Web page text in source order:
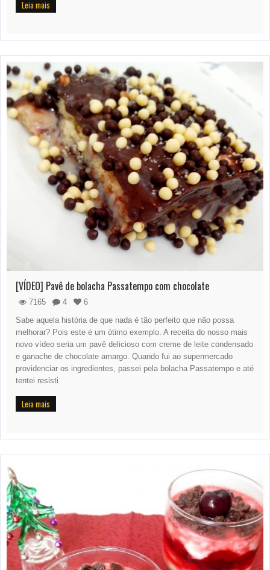
Leia mais
[VÍDEO] Pavê de bolacha Passatempo com chocolate
7165 4
6
Sabe aquela história de que nada é tão perfeito que não possa
melhorar? Pois este é um ótimo exemplo. A receita do nosso mais
novo vídeo seria um pavê delicioso com creme de leite condensado
e ganache de chocolate amargo. Quando fui ao supermercado
providenciar os ingredientes, passei pela bolacha Passatempo e até
tentei resisti
Leia mais